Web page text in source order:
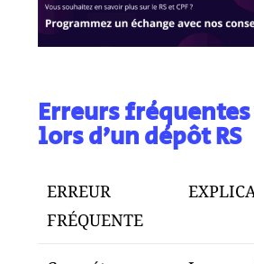
Erreurs
lors d’un dépôt RS
ERREUR
FRÉQUENTE